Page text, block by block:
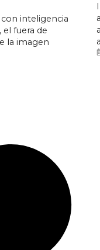
inteligencia
el fuera de
la imagen